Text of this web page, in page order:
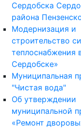
Сердобска
района
Модернизация и
строительство
теплоснабжения
Сердобске»
Муниципальная
"Чистая вода"
Об утверждении
муниципальной
«Ремонт